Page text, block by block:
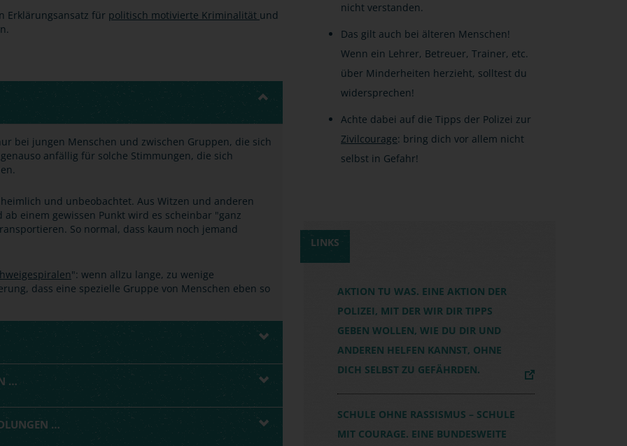
Erklärungsansatz für politisch motivierte Kriminalität und
bei jungen Menschen und zwischen Gruppen, die sich
anfällig für solche Stimmungen, die sich
und unbeobachtet. Aus Witzen und anderen
einem gewissen Punkt wird es scheinbar "ganz
So normal, dass kaum noch jemand
": wenn allzu lange, zu wenige
dass eine spezielle Gruppe von Menschen eben so
…
…
nicht verstanden.
Das gilt auch bei älteren Menschen!
Wenn ein Lehrer, Betreuer, Trainer, etc.
über Minderheiten herzieht, solltest du
widersprechen!
Achte dabei auf die Tipps der Polizei zur
Zivilcourage: bring dich vor allem nicht
selbst in Gefahr!
LINKS
AKTION TU WAS. EINE AKTION DER
POLIZEI, MIT DER WIR DIR TIPPS
GEBEN WOLLEN, WIE DU DIR UND
ANDEREN HELFEN KANNST, OHNE
DICH SELBST ZU GEFÄHRDEN.
SCHULE OHNE RASSISMUS – SCHULE
MIT COURAGE. EINE BUNDESWEITE